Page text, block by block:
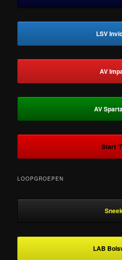
LSV
AV
AV
Start
LOOPGROEPEN
LAB